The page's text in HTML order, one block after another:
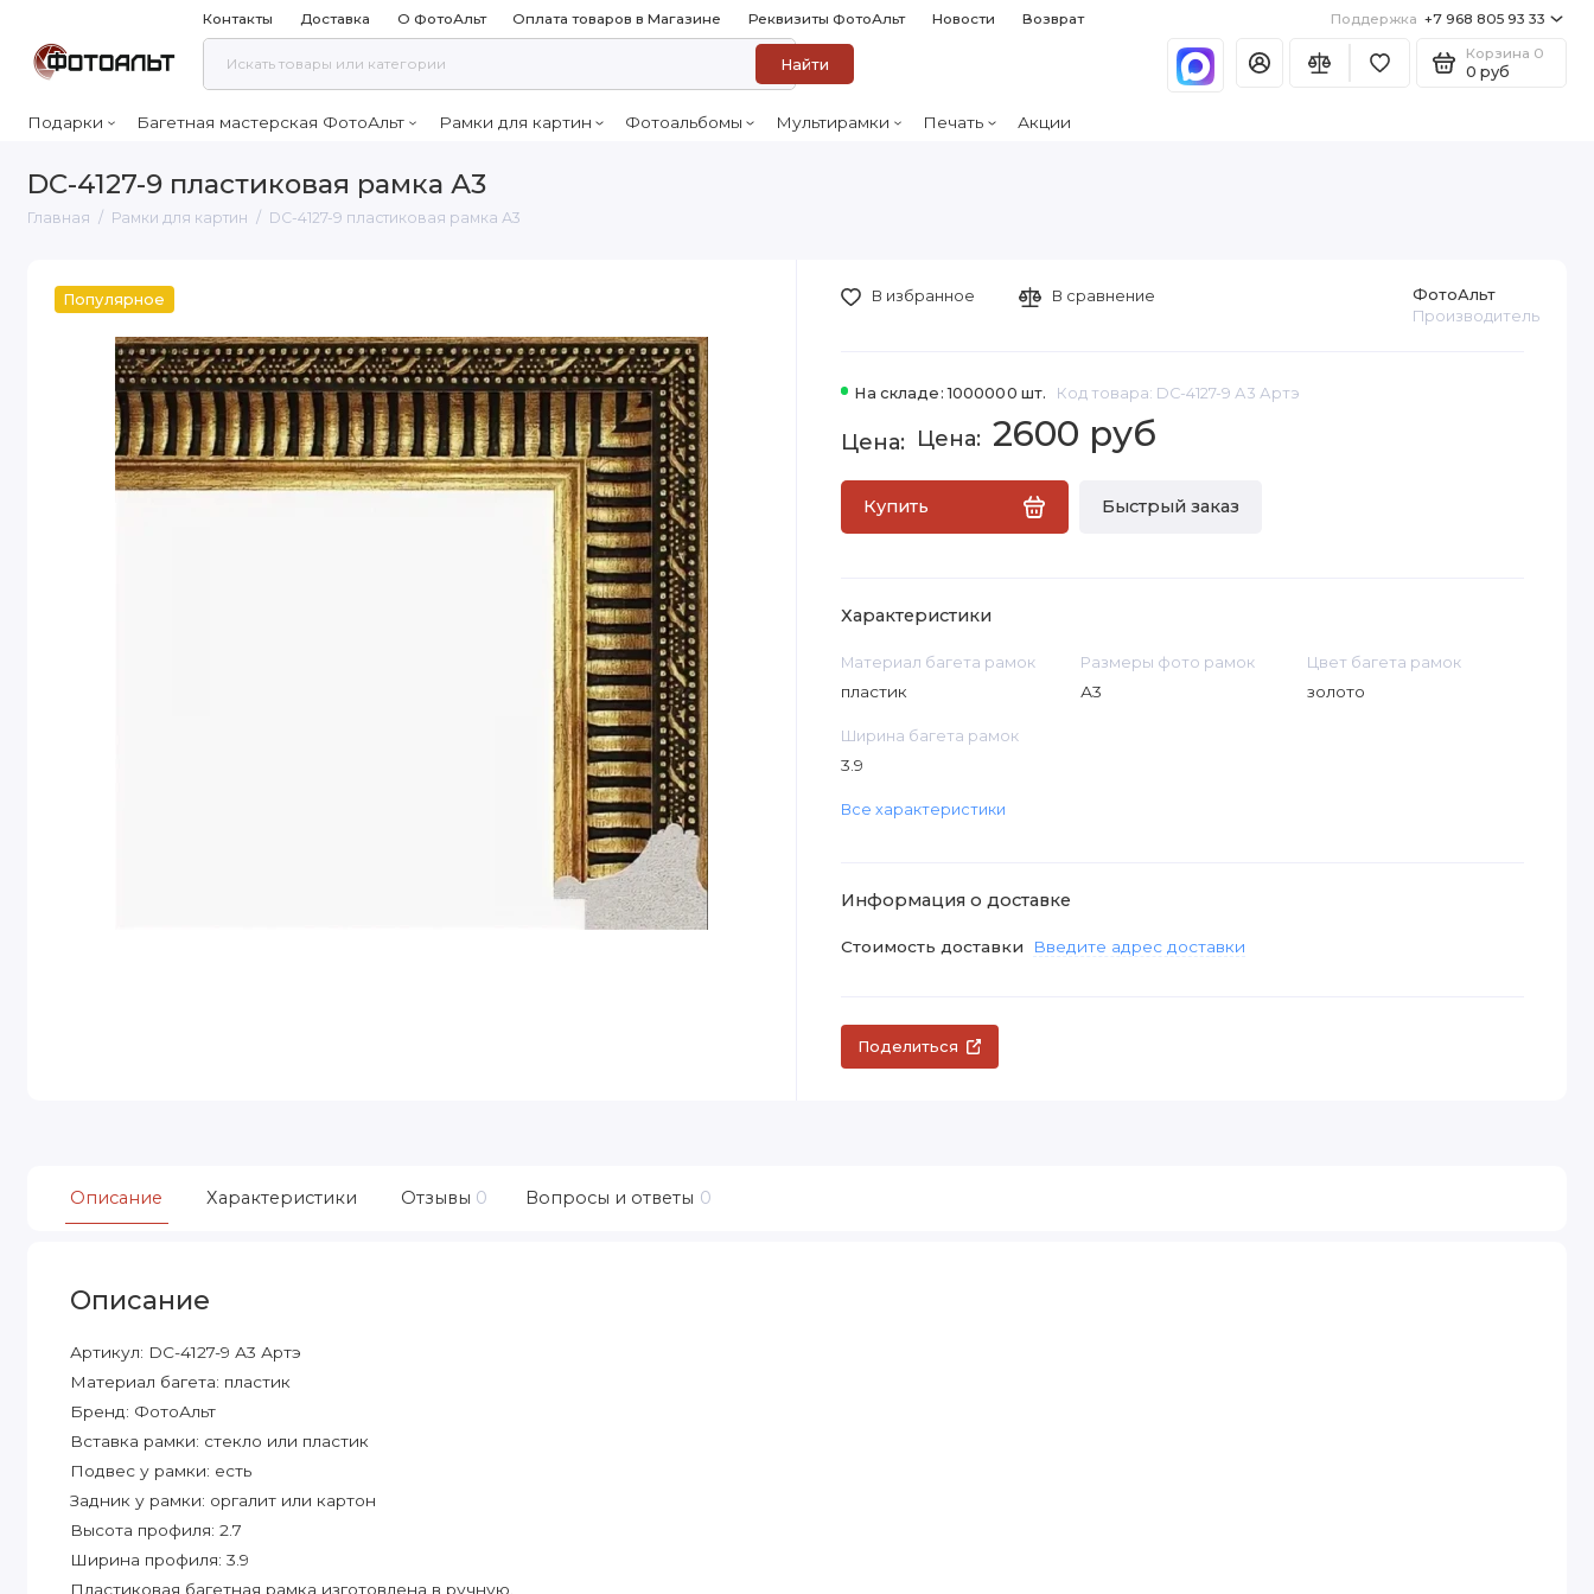
Контакты Доставка О ФотоАльт Оплата товаров в Магазине Реквизиты ФотоАльт Новости Возврат Поддержка +7 968 805 93 33
Найти
Корзина 0
0 руб
Подарки Багетная мастерская ФотоАльт Рамки для картин Фотоальбомы Мультирамки Печать Акции
DC-4127-9 пластиковая рамка А3
Главная Рамки для картин DC-4127-9 пластиковая рамка А3
Популярное
На складе: 1000000 шт. Код товара: DC-4127-9 А3 Артэ
ФотоАльт
Производитель
2600 руб
Купить Быстрый заказ
В избранное В сравнение
Характеристики
Материал багета рамок
пластик
Размеры фото рамок
А3
Цвет багета рамок
золото
Ширина багета рамок
3.9
Все характеристики
Информация о доставке
Стоимость доставки Введите адрес доставки
Поделиться
Описание Характеристики Отзывы 0 Вопросы и ответы 0
Описание
Артикул: DC-4127-9 А3 Артэ
Материал багета: пластик
Бренд: ФотоАльт
Вставка рамки: стекло или пластик
Подвес у рамки: есть
Задник у рамки: оргалит или картон
Высота профиля: 2.7
Ширина профиля: 3.9
Пластиковая багетная рамка изготовлена в ручную.